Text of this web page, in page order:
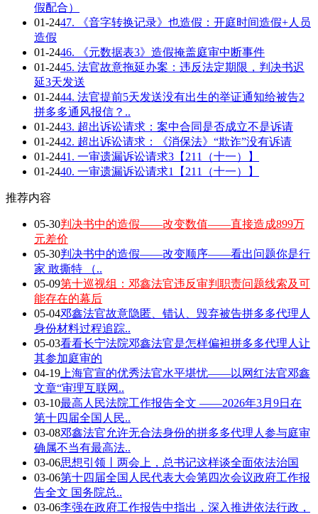
假配合）
01-2447. 《音字转换记录》也造假：开庭时间造假+人员
造假
01-2446. 《元数据表3》造假掩盖庭审中断事件
01-2445. 法官故意拖延办案：违反法定期限，判决书迟
延3天发送
01-2444. 法官提前5天发送没有出生的举证通知给被告2
拼多多通风报信？..
01-2443. 超出诉讼请求：案中合同是否成立不是诉请
01-2442. 超出诉讼请求：《消保法》“欺诈”没有诉请
01-2441. 一审遗漏诉讼请求3【211（十一）】
01-2440. 一审遗漏诉讼请求1【211（十一）】
推荐内容
05-30判决书中的造假——改变数值——直接造成899万
元差价
05-30判决书中的造假——改变顺序——看出问题你是行
家 敢撕特 （..
05-09第十巡视组：邓鑫法官违反审判职责问题线索及可
能存在的幕后
05-04邓鑫法官故意隐匿、错认、毁弃被告拼多多代理人
身份材料过程追踪..
05-03看看长宁法院邓鑫法官是怎样偏袒拼多多代理人让
其参加庭审的
04-19 上海官宣的优秀法官水平堪忧——以网红法官邓鑫
文章“审理互联网..
03-10最高人民法院工作报告全文 ——2026年3月9日在
第十四届全国人民..
03-08邓鑫法官允许无合法身份的拼多多代理人参与庭审
确属不当有最高法..
03-06思想引领丨两会上，总书记这样谈全面依法治国
03-06第十四届全国人民代表大会第四次会议政府工作报
告全文 国务院总..
03-06李强在政府工作报告中指出，深入推进依法行政，